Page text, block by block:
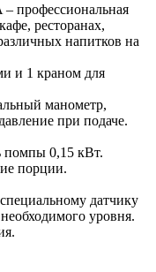
профессиональная
ресторанах,
напитков на
и 1 краном для
манометр,
при подаче.
помпы 0,15 кВт.
порции.
датчику
уровня.